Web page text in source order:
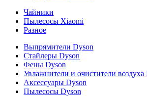
Чайники
Пылесосы Xiaomi
Разное
Выпрямители Dyson
Стайлеры Dyson
Фены Dyson
Увлажнители и очистители воздуха
Аксессуары Dyson
Пылесосы Dyson